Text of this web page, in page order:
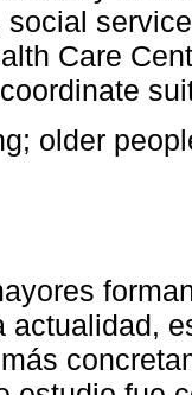
Care
older
actualidad,